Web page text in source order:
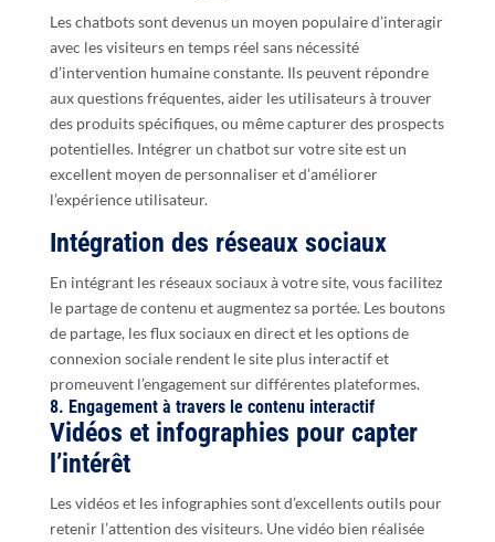
Les chatbots sont devenus un moyen populaire d’interagir
avec les visiteurs en temps réel sans nécessité
d’intervention humaine constante. Ils peuvent répondre
aux questions fréquentes, aider les utilisateurs à trouver
des produits spécifiques, ou même capturer des prospects
potentielles. Intégrer un chatbot sur votre site est un
excellent moyen de personnaliser et d’améliorer
l’expérience utilisateur.
Intégration des réseaux sociaux
En intégrant les réseaux sociaux à votre site, vous facilitez
le partage de contenu et augmentez sa portée. Les boutons
de partage, les flux sociaux en direct et les options de
connexion sociale rendent le site plus interactif et
promeuvent l’engagement sur différentes plateformes.
8. Engagement à travers le contenu interactif
Vidéos et infographies pour capter
l’intérêt
Les vidéos et les infographies sont d’excellents outils pour
retenir l’attention des visiteurs. Une vidéo bien réalisée